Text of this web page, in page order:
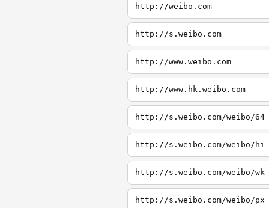
http://weibo.com
http://s.weibo.com
http://www.weibo.com
http://www.hk.weibo.com
http://s.weibo.com/weibo/64
http://s.weibo.com/weibo/hi
http://s.weibo.com/weibo/wk
http://s.weibo.com/weibo/px